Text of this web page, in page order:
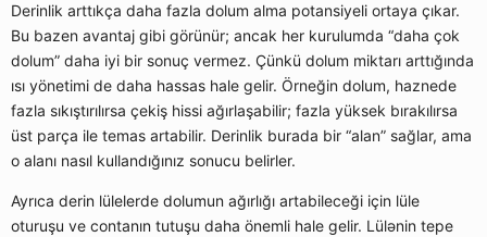
Derinlik arttıkça daha fazla dolum alma potansiyeli ortaya çıkar.
Bu bazen avantaj gibi görünür; ancak her kurulumda “daha çok
dolum” daha iyi bir sonuç vermez. Çünkü dolum miktarı arttığında
ısı yönetimi de daha hassas hale gelir. Örneğin dolum, haznede
fazla sıkıştırılırsa çekiş hissi ağırlaşabilir; fazla yüksek bırakılırsa
üst parça ile temas artabilir. Derinlik burada bir “alan” sağlar, ama
o alanı nasıl kullandığınız sonucu belirler.
Ayrıca derin lülelerde dolumun ağırlığı artabileceği için lüle
oturuşu ve contanın tutuşu daha önemli hale gelir. Lülənin tepe